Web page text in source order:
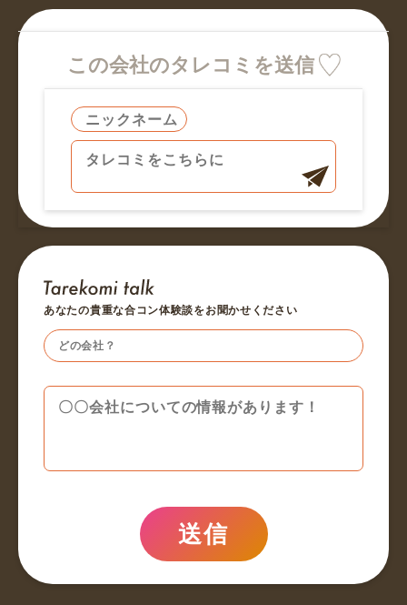
この会社のタレコミを送信
あなたの貴重な合コン体験談をお聞かせください
送信